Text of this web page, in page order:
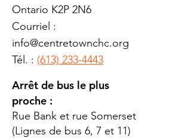
Ontario K2P 2N6
Courriel :
info@centretownchc.org
Tél. : (613) 233-4443
Arrêt de bus le plus
proche :
Rue Bank et rue Somerset
(Lignes de bus 6, 7 et 11)